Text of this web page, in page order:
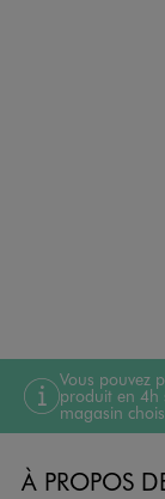
Vous pouvez
produit en 4h
magasin
À PROPOS